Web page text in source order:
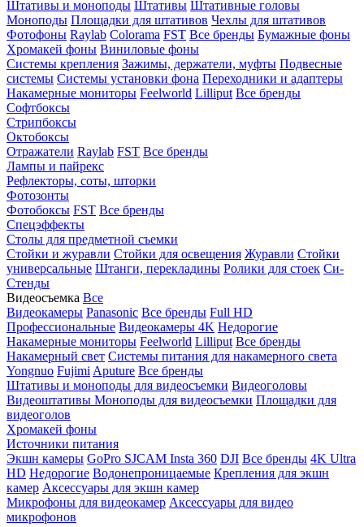
Штативы и моноподы Штативы Штативные головы
Моноподы Площадки для штативов Чехлы для штативов
Фотофоны Raylab Colorama FST Все бренды Бумажные фоны
Хромакей фоны Виниловые фоны
Системы крепления Зажимы, держатели, муфты Подвесные
системы Системы установки фона Переходники и адаптеры
Накамерные мониторы Feelworld Lilliput Все бренды
Софтбоксы
Стрипбоксы
Октобоксы
Отражатели Raylab FST Все бренды
Лампы и пайрекс
Рефлекторы, соты, шторки
Фотозонты
Фотобоксы FST Все бренды
Спецэффекты
Столы для предметной съемки
Стойки и журавли Стойки для освещения Журавли Стойки
универсальные Штанги, перекладины Ролики для стоек Си-
Стенды
Видеосъемка Все
Видеокамеры Panasonic Все бренды Full HD
Профессиональные Видеокамеры 4K Недорогие
Накамерные мониторы Feelworld Lilliput Все бренды
Накамерный свет Системы питания для накамерного света
Yongnuo Fujimi Aputure Все бренды
Штативы и моноподы для видеосъемки Видеоголовы
Видеоштативы Моноподы для видеосъемки Площадки для
видеоголов
Хромакей фоны
Источники питания
Экшн камеры GoPro SJCAM Insta 360 DJI Все бренды 4K Ultra
HD Недорогие Водонепроницаемые Крепления для экшн
камер Аксессуары для экшн камер
Микрофоны для видеокамер Аксессуары для видео
микрофонов